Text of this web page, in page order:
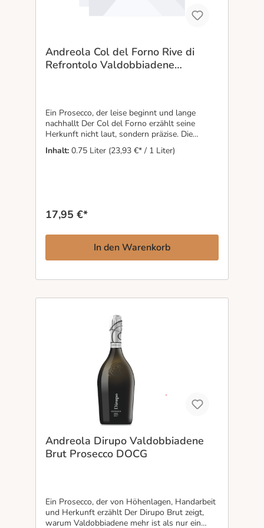
Andreola Col del Forno Rive di
Refrontolo Valdobbiadene
Ein Prosecco, der leise beginnt und lange
nachhallt Der Col del Forno erzählt seine
Herkunft nicht laut, sondern präzise. Die
tonhaltigen Böden der Rive di Refrontolo
verleihen ihm Tiefe und Struktur, während das
zeigt sich jedoch Substanz: trocken, mineralisch
und samtig zugleich. Ein Valdobbiadene DOCG
Spannung und Haltung.
Inhalt: 0.75 Liter (23,93 €* / 1 Liter)
17,95 €*
In den Warenkorb
Andreola Dirupo Valdobbiadene
Brut Prosecco DOCG
Ein Prosecco, der von Höhenlagen, Handarbeit
und Herkunft erzählt Der Dirupo Brut zeigt,
warum Valdobbiadene mehr ist als nur ein